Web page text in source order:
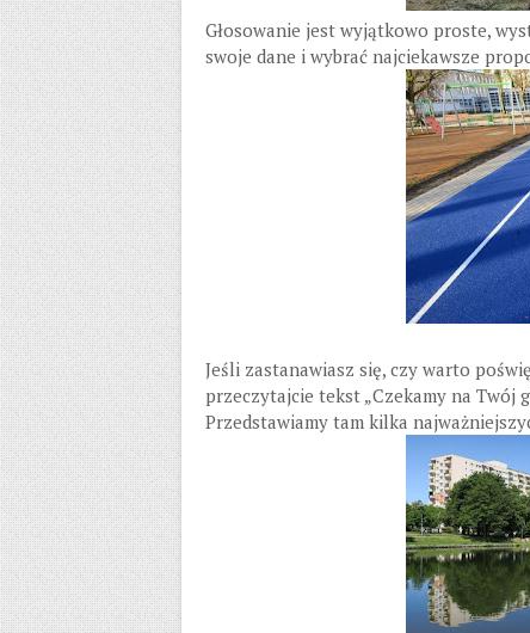
Głosowanie jest wyjątkowo proste,
swoje dane i wybrać najciekawsze
Jeśli zastanawiasz się, czy warto
przeczytajcie tekst „Czekamy na Twój
Przedstawiamy tam kilka